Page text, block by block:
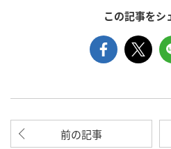
この記事をシ
前の記事